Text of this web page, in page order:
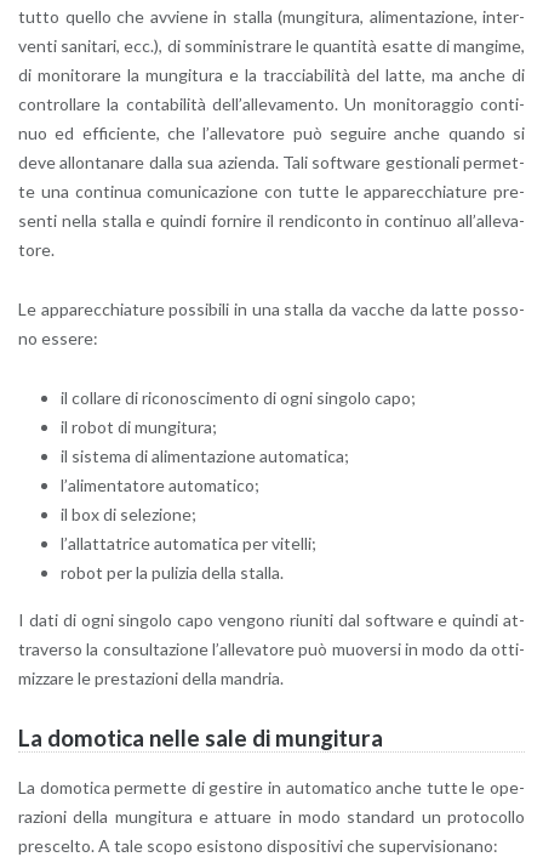
tutto quel­lo che av­vie­ne in stal­la (mun­gi­tu­ra, ali­men­ta­zio­ne, in­ter­
ven­ti sa­ni­ta­ri, ecc.), di som­mi­ni­stra­re le quan­ti­tà esat­te di man­gi­me,
di mo­ni­to­ra­re la mun­gi­tu­ra e la trac­cia­bi­li­tà del latte, ma anche di
con­trol­la­re la con­ta­bi­li­tà del­l’al­le­va­men­to. Un mo­ni­to­rag­gio con­ti­
nuo ed ef­fi­cien­te, che l’al­le­va­to­re può se­gui­re anche quan­do si
deve al­lon­ta­na­re dalla sua azien­da. Tali soft­ware ge­stio­na­li per­met­
te una con­ti­nua co­mu­ni­ca­zio­ne con tutte le ap­pa­rec­chia­tu­re pre­
sen­ti nella stal­la e quin­di for­ni­re il ren­di­con­to in con­ti­nuo al­l’al­le­va­
to­re.
Le ap­pa­rec­chia­tu­re pos­si­bi­li in una stal­la da vac­che da latte pos­so­
no es­se­re:
il col­la­re di ri­co­no­sci­men­to di ogni sin­go­lo capo;
il robot di mun­gi­tu­ra;
il si­ste­ma di ali­men­ta­zio­ne au­to­ma­ti­ca;
l’a­li­men­ta­to­re au­to­ma­ti­co;
il box di se­le­zio­ne;
l’al­lat­ta­tri­ce au­to­ma­ti­ca per vi­tel­li;
robot per la pu­li­zia della stal­la.
I dati di ogni sin­go­lo capo ven­go­no riu­ni­ti dal soft­ware e quin­di at­
tra­ver­so la con­sul­ta­zio­ne l’al­le­va­to­re può muo­ver­si in modo da ot­ti­
miz­za­re le pre­sta­zio­ni della man­dria.
La do­mo­ti­ca nelle sale di mun­gi­tu­ra
La do­mo­ti­ca per­met­te di ge­sti­re in au­to­ma­ti­co anche tutte le ope­
ra­zio­ni della mun­gi­tu­ra e at­tua­re in modo stan­dard un pro­to­col­lo
pre­scel­to. A tale scopo esi­sto­no di­spo­si­ti­vi che su­per­vi­sio­na­no: